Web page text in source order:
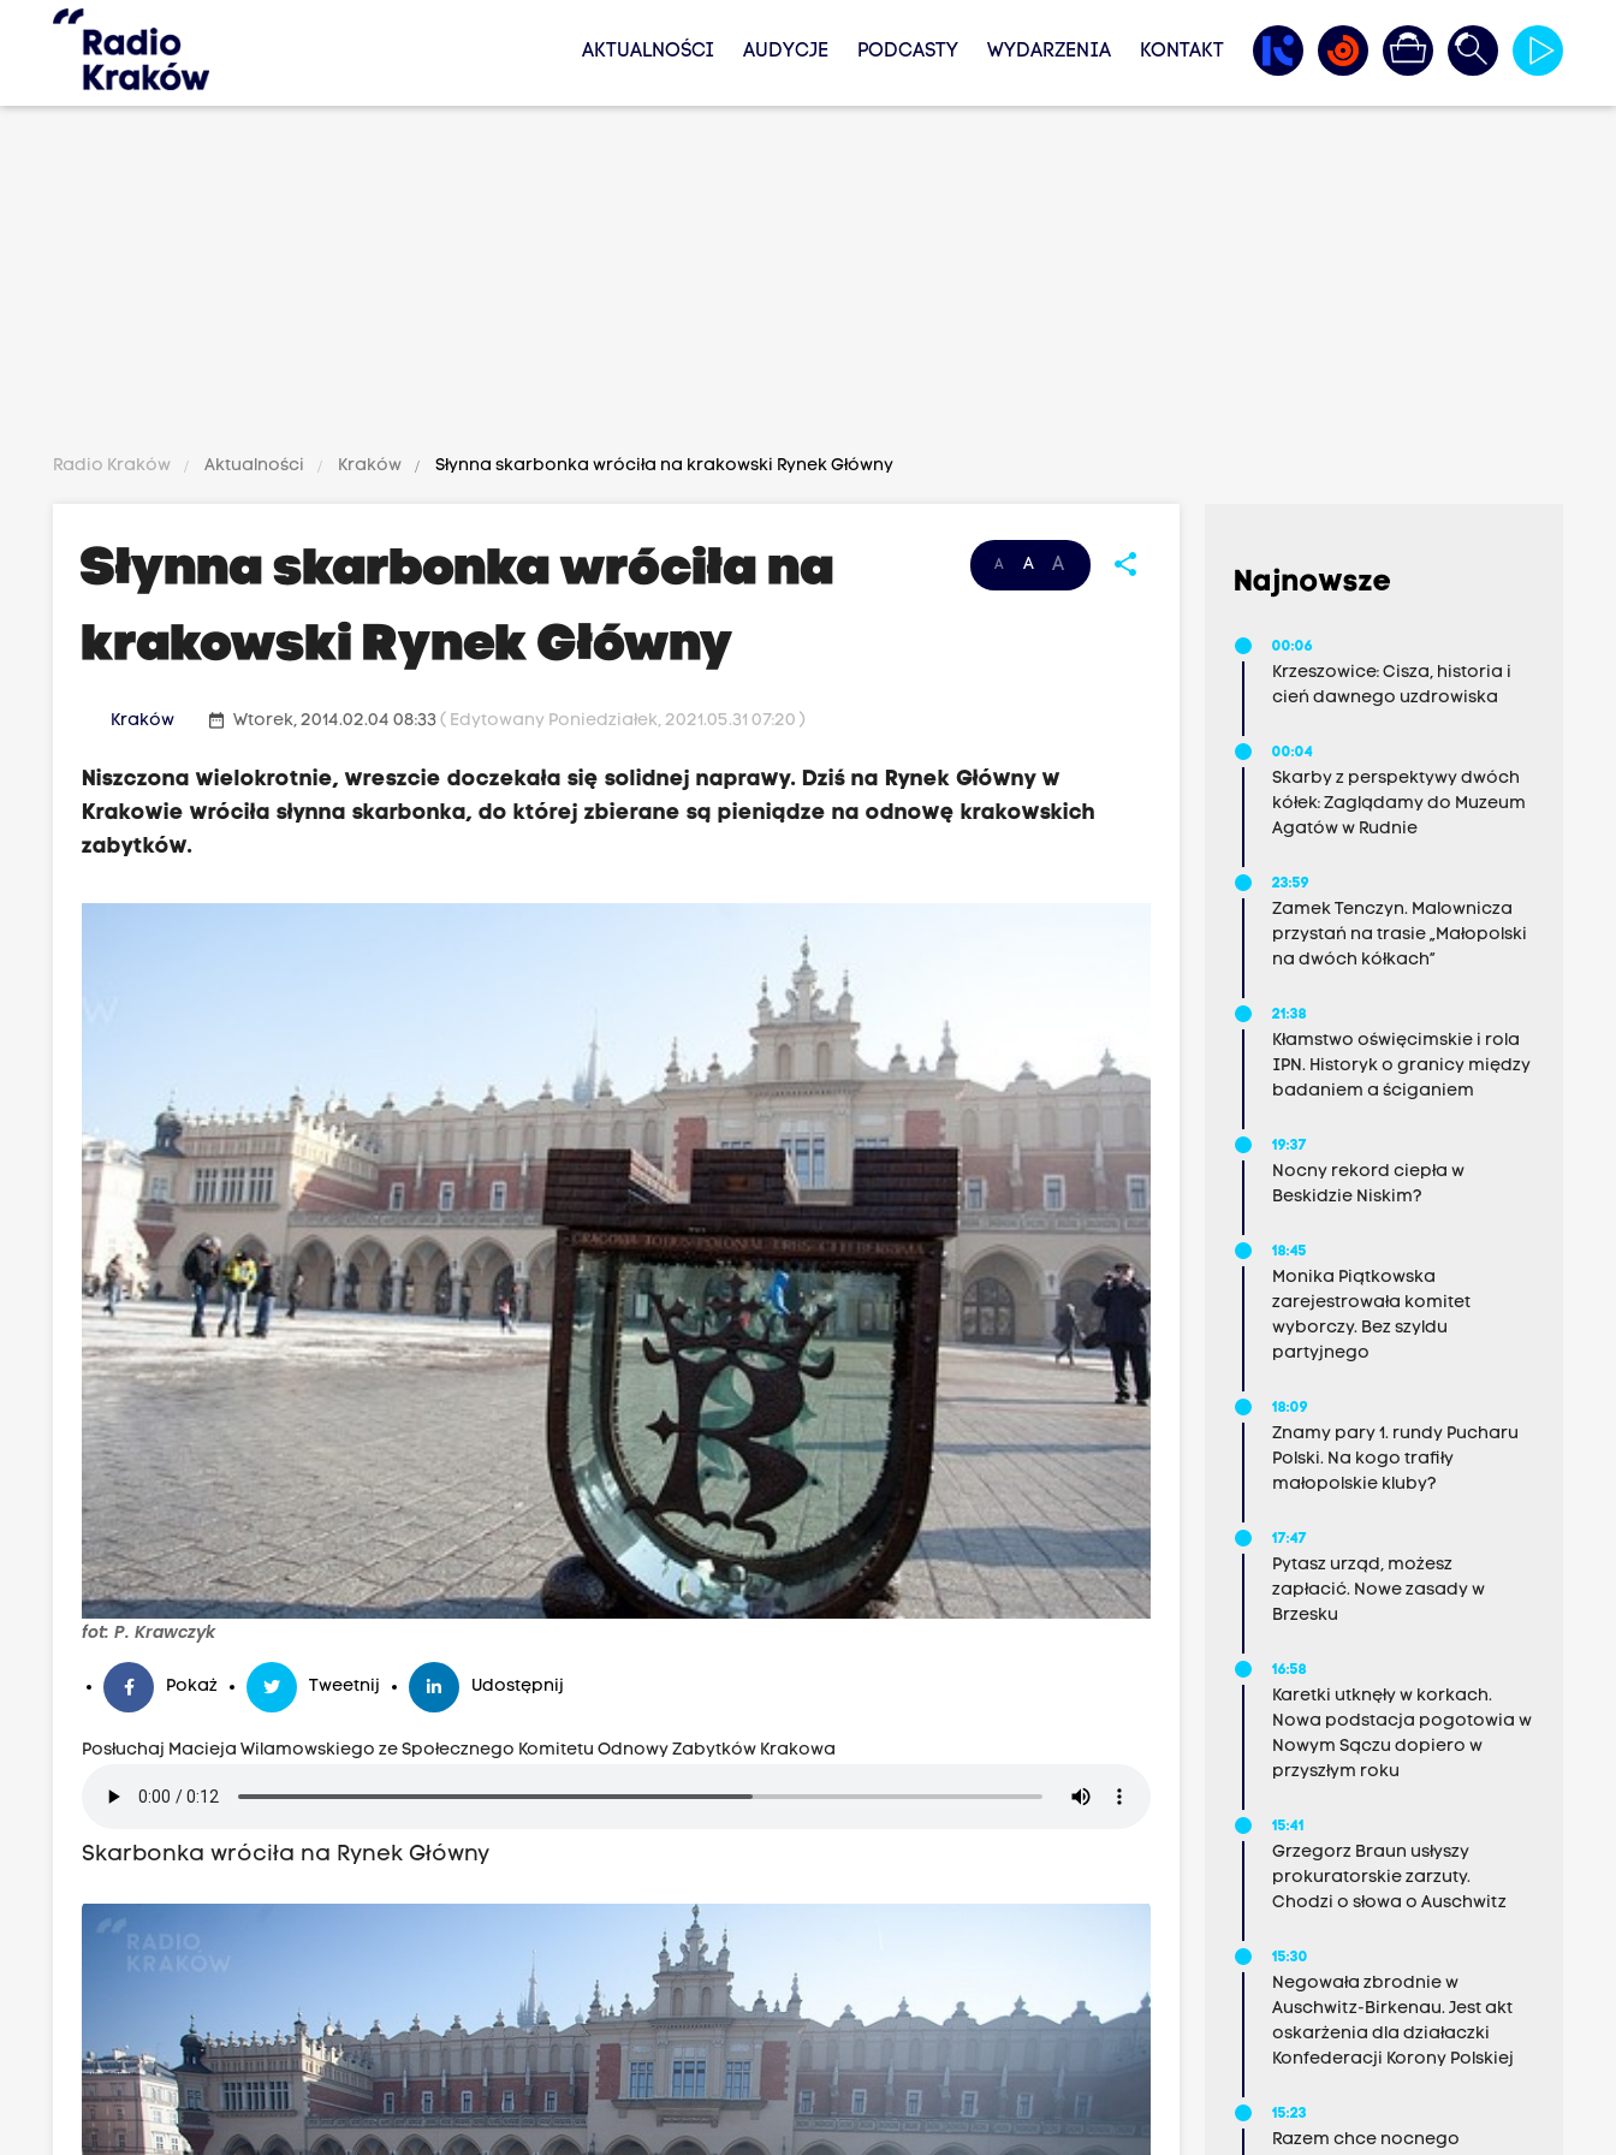
AKTUALNOŚCI AUDYCJE PODCASTY WYDARZENIA KONTAKT
Radio Kraków Aktualności Kraków Słynna skarbonka wróciła na krakowski Rynek Główny
A A A share
Słynna skarbonka wróciła na
krakowski Rynek Główny
Kraków date_range Wtorek, 2014.02.04 08:33( Edytowany Poniedziałek, 2021.05.31 07:20 )
Niszczona wielokrotnie, wreszcie doczekała się solidnej naprawy. Dziś na Rynek Główny w
Krakowie wróciła słynna skarbonka, do której zbierane są pieniądze na odnowę krakowskich
zabytków.
fot: P. Krawczyk
Pokaż Tweetnij Udostępnij
Posłuchaj Macieja Wilamowskiego ze Społecznego Komitetu Odnowy Zabytków Krakowa
Skarbonka wróciła na Rynek Główny
Najnowsze
00:06
Krzeszowice: Cisza, historia i
cień dawnego uzdrowiska
00:04
Skarby z perspektywy dwóch
kółek: Zaglądamy do Muzeum
Agatów w Rudnie
23:59
Zamek Tenczyn. Malownicza
przystań na trasie „Małopolski
na dwóch kółkach”
21:38
Kłamstwo oświęcimskie i rola
IPN. Historyk o granicy między
badaniem a ściganiem
19:37
Nocny rekord ciepła w
Beskidzie Niskim?
18:45
Monika Piątkowska
zarejestrowała komitet
wyborczy. Bez szyldu
partyjnego
18:09
Znamy pary 1. rundy Pucharu
Polski. Na kogo trafiły
małopolskie kluby?
17:47
Pytasz urząd, możesz
zapłacić. Nowe zasady w
Brzesku
16:58
Karetki utknęły w korkach.
Nowa podstacja pogotowia w
Nowym Sączu dopiero w
przyszłym roku
15:41
Grzegorz Braun usłyszy
prokuratorskie zarzuty.
Chodzi o słowa o Auschwitz
15:30
Negowała zbrodnie w
Auschwitz-Birkenau. Jest akt
oskarżenia dla działaczki
Konfederacji Korony Polskiej
15:23
Razem chce nocnego